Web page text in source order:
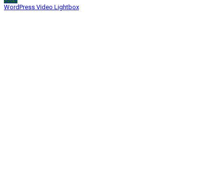
WordPress Video Lightbox